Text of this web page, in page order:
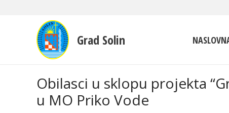
Grad Solin
Obilasci u sklopu projekta
u MO Priko Vode